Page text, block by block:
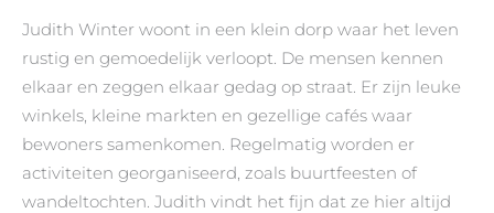
Judith Winter woont in een klein dorp waar het leven
rustig en gemoedelijk verloopt. De mensen kennen
elkaar en zeggen elkaar gedag op straat. Er zijn leuke
winkels, kleine markten en gezellige cafés waar
bewoners samenkomen. Regelmatig worden er
activiteiten georganiseerd, zoals buurtfeesten of
wandeltochten. Judith vindt het fijn dat ze hier altijd